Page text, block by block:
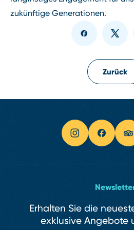
zukünftige Generationen.
Zurück
Erhalten Sie die
exklusive Angebote